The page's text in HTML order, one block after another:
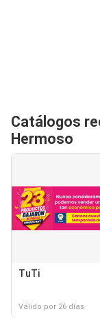
Catálogos
Hermoso
TuTi
Válido por 26 días